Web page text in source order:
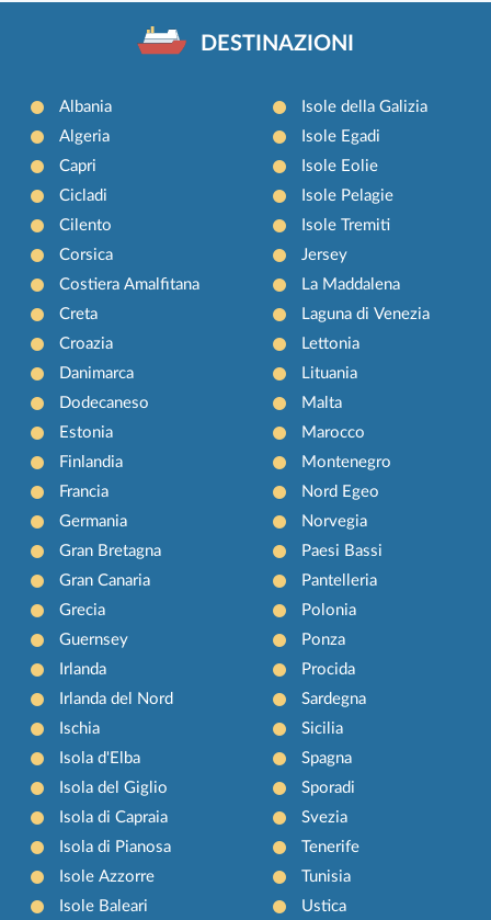
DESTINAZIONI
Albania
Algeria
Capri
Cicladi
Cilento
Corsica
Costiera Amalfitana
Creta
Croazia
Danimarca
Dodecaneso
Estonia
Finlandia
Francia
Germania
Gran Bretagna
Gran Canaria
Grecia
Guernsey
Irlanda
Irlanda del Nord
Ischia
Isola d'Elba
Isola del Giglio
Isola di Capraia
Isola di Pianosa
Isole Azzorre
Isole Baleari
Isole della Galizia
Isole Egadi
Isole Eolie
Isole Pelagie
Isole Tremiti
Jersey
La Maddalena
Laguna di Venezia
Lettonia
Lituania
Malta
Marocco
Montenegro
Nord Egeo
Norvegia
Paesi Bassi
Pantelleria
Polonia
Ponza
Procida
Sardegna
Sicilia
Spagna
Sporadi
Svezia
Tenerife
Tunisia
Ustica